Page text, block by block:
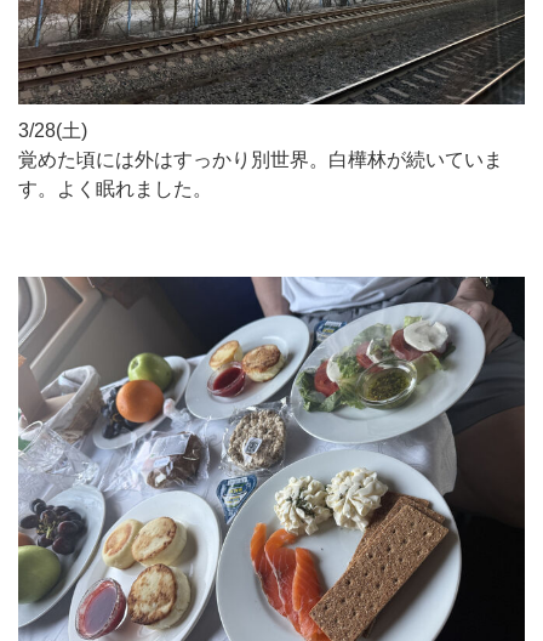
3/28(土)
覚めた頃には外はすっかり別世界。白樺林が続いていま
す。よく眠れました。